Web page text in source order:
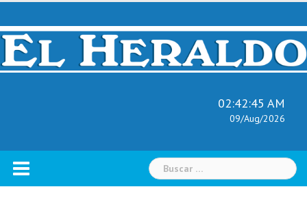
Skip
content
02:42:46 AM
09/Aug/2026
Buscar: